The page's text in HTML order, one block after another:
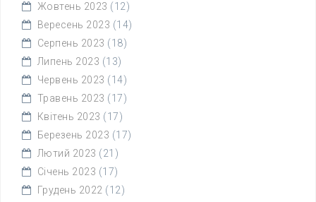
Жовтень 2023 (12)
Вересень 2023 (14)
Серпень 2023 (18)
Липень 2023 (13)
Червень 2023 (14)
Травень 2023 (17)
Квітень 2023 (17)
Березень 2023 (17)
Лютий 2023 (21)
Січень 2023 (17)
Грудень 2022 (12)